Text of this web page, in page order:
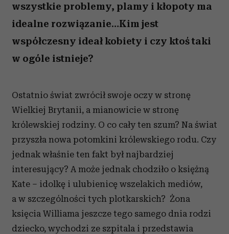
wszystkie problemy, plamy i kłopoty ma
idealne rozwiązanie…Kim jest
współczesny ideał kobiety i czy ktoś taki
w ogóle istnieje?
Ostatnio świat zwrócił swoje oczy w stronę
Wielkiej Brytanii, a mianowicie w stronę
królewskiej rodziny. O co cały ten szum? Na świat
przyszła nowa potomkini królewskiego rodu. Czy
jednak właśnie ten fakt był najbardziej
interesujący? A może jednak chodziło o księżną
Kate – idolkę i ulubienicę wszelakich mediów,
a w szczególności tych plotkarskich? Żona
księcia Williama jeszcze tego samego dnia rodzi
dziecko, wychodzi ze szpitala i przedstawia